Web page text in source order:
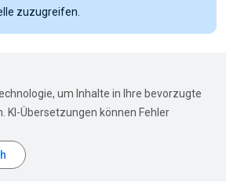
zuzugreifen.
um Inhalte in Ihre bevorzugte
KI-Übersetzungen können Fehler